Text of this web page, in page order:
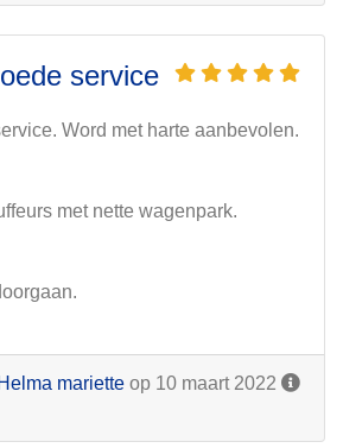
service
Word met harte aanbevolen.
met nette wagenpark.
Helma mariette op 10 maart 2022